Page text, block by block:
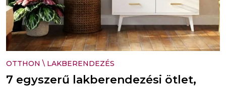
OTTHON \ LAKBERENDEZÉS
7 egyszerű lakberendezési ötlet,